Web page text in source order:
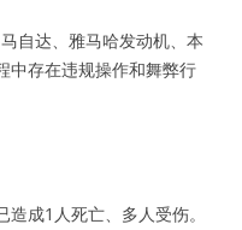
自达、雅马哈发动机、本
中存在违规操作和舞弊行
成1人死亡、多人受伤。